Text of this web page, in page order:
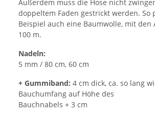
Außerdem muss die Hose nicht
doppeltem Faden gestrickt werden. So
Beispiel auch eine Baumwolle, mit den
100 m.
Nadeln:
5 mm / 80 cm, 60 cm
+ Gummiband: 4 cm dick, ca. so lang
Bauchumfang auf Höhe des
Bauchnabels + 3 cm